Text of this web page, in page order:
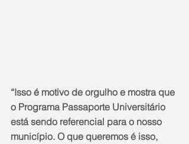
“Isso é motivo de orgulho e mostra que
o Programa Passaporte Universitário
está sendo referencial para o nosso
município. O que queremos é isso,